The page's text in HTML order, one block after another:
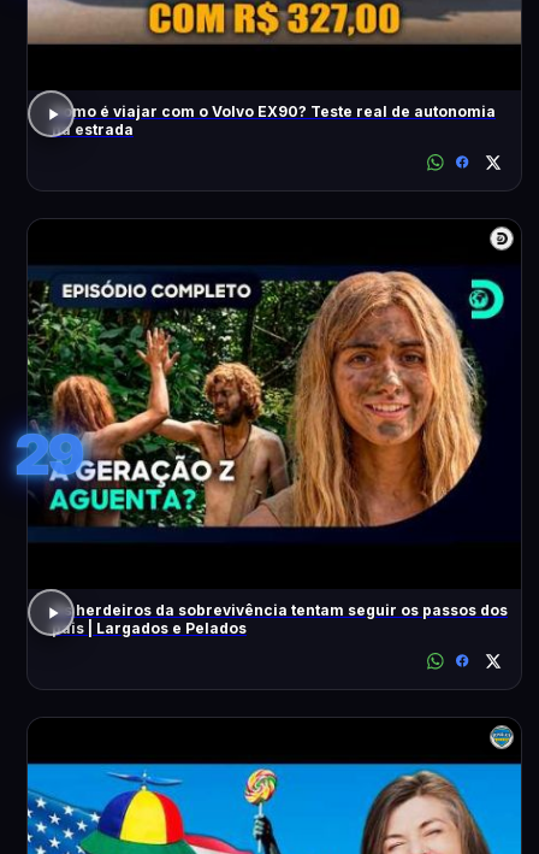
Como é viajar com o Volvo EX90? Teste real de autonomia
na estrada
29
Os herdeiros da sobrevivência tentam seguir os passos dos
pais | Largados e Pelados